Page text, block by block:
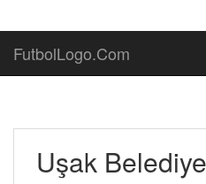
FutbolLogo.Com
Uşak